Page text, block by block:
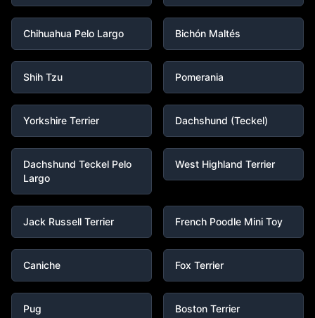
Chihuahua Pelo Largo Bichón Maltés
Shih Tzu Pomerania
Yorkshire Terrier Dachshund (Teckel)
Dachshund Teckel Pelo
Largo
West Highland Terrier
Jack Russell Terrier French Poodle Mini Toy
Caniche Fox Terrier
Pug Boston Terrier